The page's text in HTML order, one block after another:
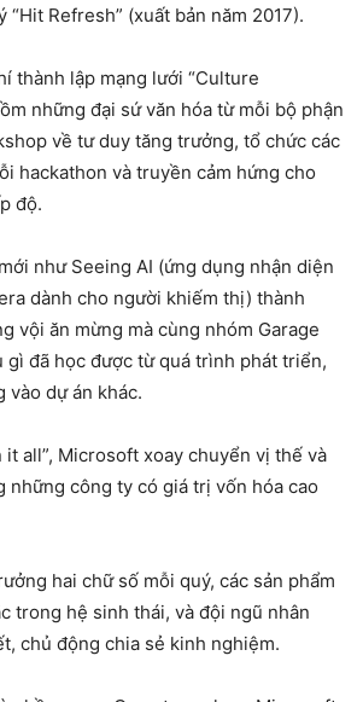
“Hit Refresh” (xuất bản năm 2017).
thành lập mạng lưới “Culture
những đại sứ văn hóa từ mỗi bộ phận
về tư duy tăng trưởng, tổ chức các
hackathon và truyền cảm hứng cho
độ.
như Seeing AI (ứng dụng nhận diện
dành cho người khiếm thị) thành
vội ăn mừng mà cùng nhóm Garage
gì đã học được từ quá trình phát triển,
vào dự án khác.
it all”, Microsoft xoay chuyển vị thế và
những công ty có giá trị vốn hóa cao
hai chữ số mỗi quý, các sản phẩm
trong hệ sinh thái, và đội ngũ nhân
chủ động chia sẻ kinh nghiệm.